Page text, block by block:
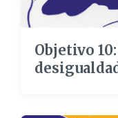
Objetivo